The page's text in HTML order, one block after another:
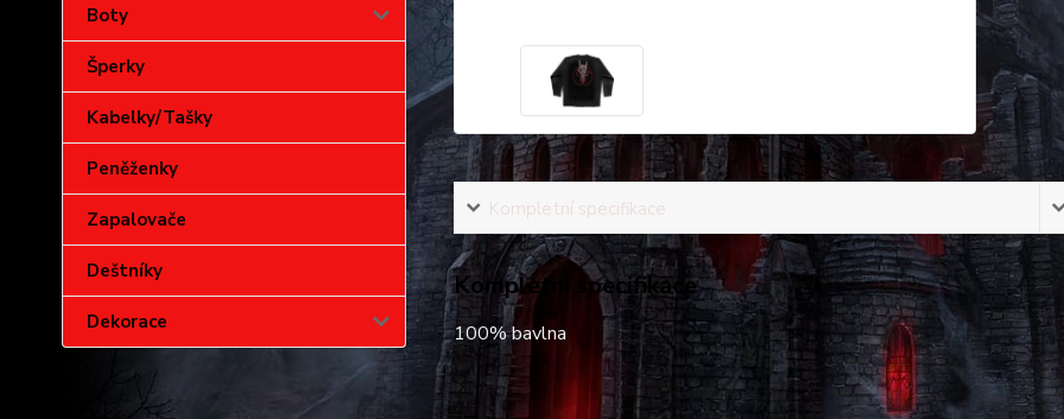
Boty
Šperky
Kabelky/Tašky
Peněženky
Zapalovače
Deštníky
Dekorace
Kompletní specifikace
Kompletní specifikace
100% bavlna